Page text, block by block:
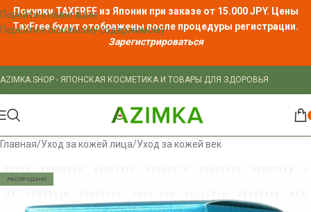
Перейти к навигации
Перейти к основному содержимому
Покупки TAXFREE из Японии при заказе от 15.000 JPY. Цены
TaxFreeбудут отображены после процедуры регистрации.
Зарегистрироваться
AZIMKA.SHOP - ЯПОНСКАЯ КОСМЕТИКА И ТОВАРЫ ДЛЯ ЗДОРОВЬЯ
Главная/Уход за кожей лица/Уход за кожей век
РАСПРОДАНО